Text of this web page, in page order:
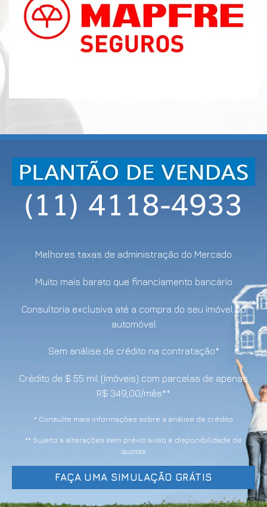
Melhores taxas de administração do Mercado
Muito mais barato que financiamento bancário
Consultoria exclusiva até a compra do seu imóvel ou
automóvel
Sem análise de crédito na contratação*
Crédito de $ 55 mil (Imóveis) com parcelas de apenas
R$ 349,00/mês**
* Consulte mais informações sobre a análise de crédito
** Sujeito a alterações sem prévio aviso e disponibilidade de
quotas
FAÇA UMA SIMULAÇÃO GRÁTIS